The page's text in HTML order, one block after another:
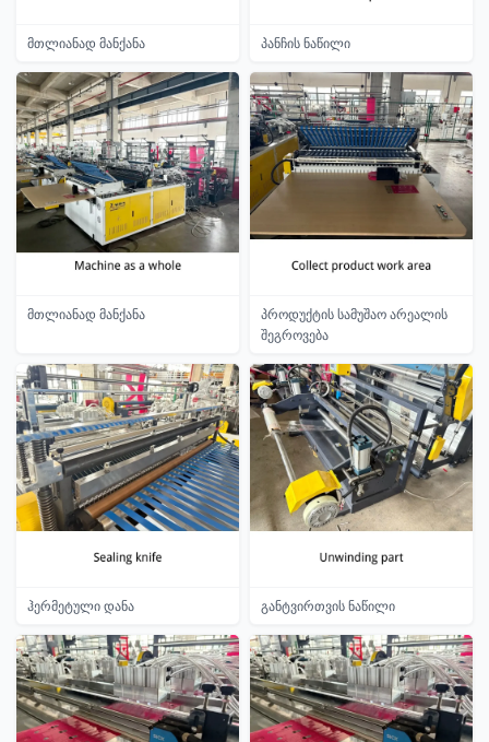
მთლიანად მანქანა პანჩის ნაწილი
მთლიანად მანქანა
პროდუქტის სამუშაო არეალის
შეგროვება
ჰერმეტული დანა განტვირთვის ნაწილი